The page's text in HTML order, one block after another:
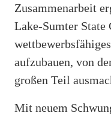
Zusammenarbeit
Lake-Sumter State
aufzubauen, von
großen Teil
Mit neuem